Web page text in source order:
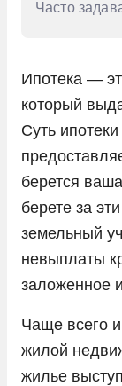
Часто
Ипотека —
который
Суть
берется
берете за
земельный
невыплаты
заложенное
Чаще всего
жилой
жилье